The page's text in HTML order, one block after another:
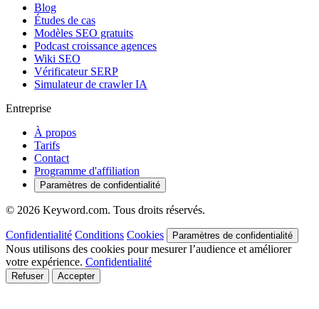
Blog
Études de cas
Modèles SEO gratuits
Podcast croissance agences
Wiki SEO
Vérificateur SERP
Simulateur de crawler IA
Entreprise
À propos
Tarifs
Contact
Programme d'affiliation
Paramètres de confidentialité
© 2026 Keyword.com. Tous droits réservés.
Confidentialité Conditions Cookies Paramètres de confidentialité
Nous utilisons des cookies pour mesurer l’audience et améliorer
votre expérience. Confidentialité
Refuser Accepter